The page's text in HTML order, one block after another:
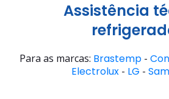
Assistência
Para as marcas: Brastemp -
Electrolux- LG -